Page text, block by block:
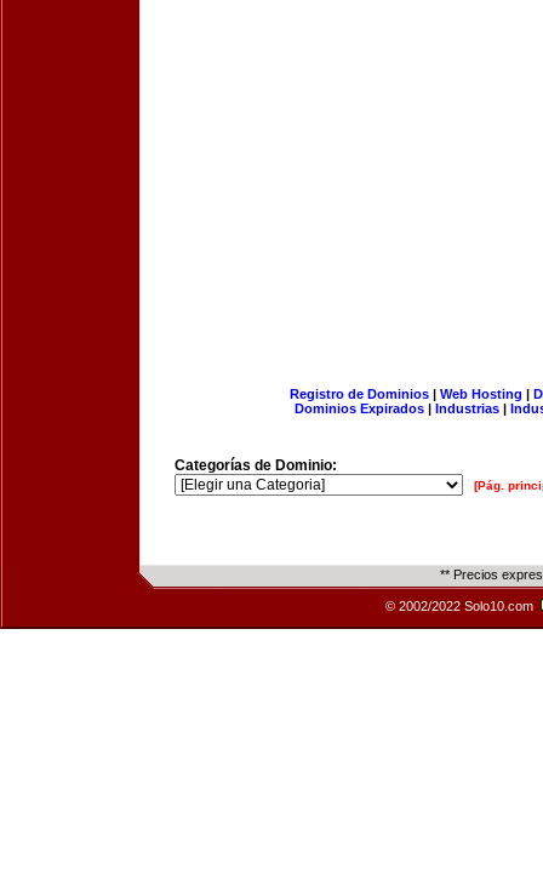
Registro de Dominios| Web Hosting |
Dominios Expirados | Industrias |
Categorías de Dominio:
[Pág.
** Precios
© 2002/2022 Solo10.com